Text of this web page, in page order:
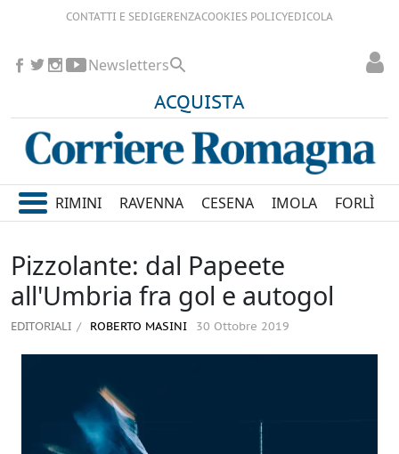
CONTATTI E SEDIGERENZACOOKIES POLICYEDICOLA
ACQUISTA
Newsletters
RIMINI RAVENNA CESENA IMOLA FORLÌ
Pizzolante: dal Papeete
all'Umbria fra gol e autogol
EDITORIALI ROBERTO MASINI 30 Ottobre 2019